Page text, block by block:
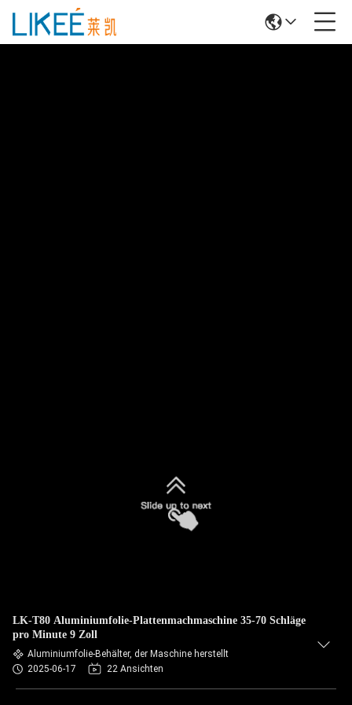
LK-T80 Aluminiumfolie-Plattenmachmaschine 35-70 Schläge
pro Minute 9 Zoll
Aluminiumfolie-Behälter, der Maschine herstellt
2025-06-17
22 Ansichten